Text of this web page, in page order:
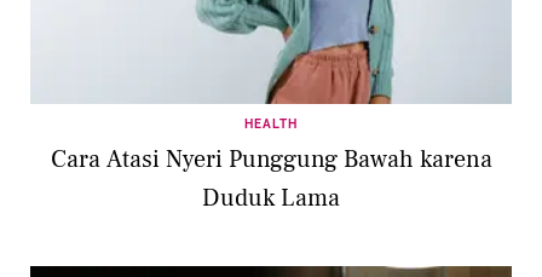
HEALTH
Cara Atasi Nyeri Punggung Bawah karena
Duduk Lama